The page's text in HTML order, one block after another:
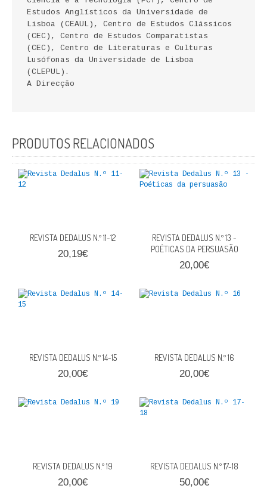
QUEM SOMOS
PROMOÇÕES
VER CARRINHO
Estudos Anglísticos da Universidade de
Lisboa (CEAUL), Centro de Estudos Clássicos
(CEC), Centro de Estudos Comparatistas
(CEC), Centro de Literaturas e Culturas
Lusófonas da Universidade de Lisboa
(CLEPUL).
A Direcção
PRODUTOS RELACIONADOS
REVISTA DEDALUS N.º 11-12
20,19€
REVISTA DEDALUS N.º 13 -
POÉTICAS DA PERSUASÃO
20,00€
REVISTA DEDALUS N.º 14-15
20,00€
REVISTA DEDALUS N.º 16
20,00€
REVISTA DEDALUS N.º 19
20,00€
REVISTA DEDALUS N.º 17-18
50,00€